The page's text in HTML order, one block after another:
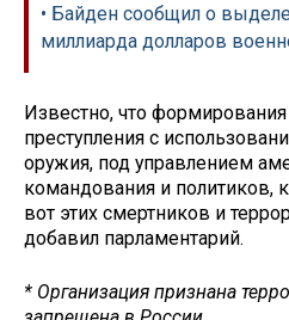
• Байден сообщил о
миллиарда долларов
Известно, что
преступления с
оружия, под управлением
командования и политиков,
вот этих смертников и
добавил парламентарий.
* Организация признана